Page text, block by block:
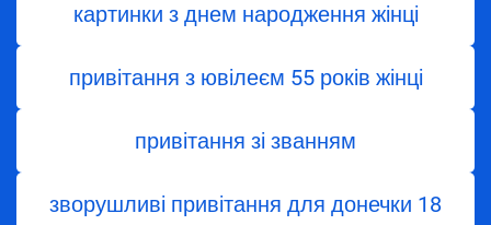
картинки з днем народження жінці
привітання з ювілеєм 55 років жінці
привітання зі званням
зворушливі привітання для донечки 18